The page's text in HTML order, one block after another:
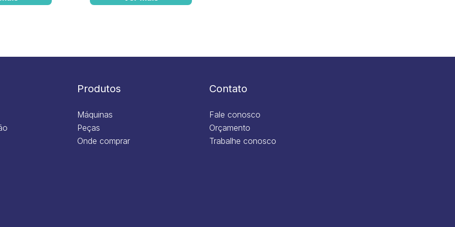
Produtos
Máquinas
Peças
Onde comprar
Contato
Fale conosco
Orçamento
Trabalhe conosco